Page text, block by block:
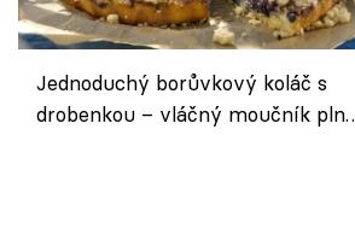
Jednoduchý borůvkový koláč s
drobenkou – vláčný moučník plný